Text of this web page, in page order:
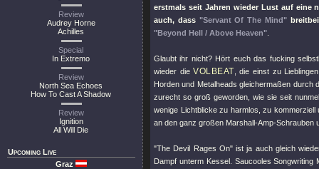
Review
Audrey Horne
Achilles
Special
In Extremo
Review
North Sea Echoes
How To Cast A Shadow
Review
Ignition
All Will Die
Upcoming Live
Graz
erstmals seit Jahren wieder Lust auf eine
auch, dass "Servant Of The Mind"
"Beyond Hell / Above Heaven"
Glaubt ihr nicht? Hört euch das fucking
wieder dieVOLBEAT , die einst zu
Horden und Metalheads gleichermaßen
zurecht so groß geworden, wie sie seit
wenige Lichtblicke zu harmlos, zu
an den ganz großen Marshall-Amp-
"The Devil Rages On"ist ja auch gleich
Dampf unterm Kessel. Saucooles